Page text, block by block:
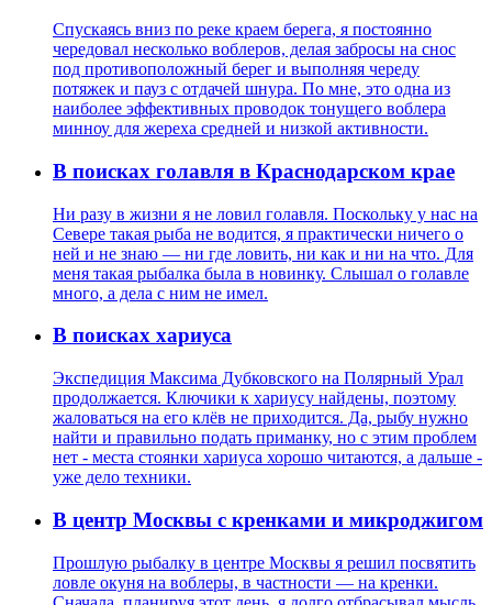
Спускаясь вниз по реке краем берега, я постоянно
чередовал несколько воблеров, делая забросы на снос
под противоположный берег и выполняя череду
потяжек и пауз с отдачей шнура. По мне, это одна из
наиболее эффективных проводок тонущего воблера
минноу для жереха средней и низкой активности.
В поисках голавля в Краснодарском крае
Ни разу в жизни я не ловил голавля. Поскольку у нас на
Севере такая рыба не водится, я практически ничего о
ней и не знаю — ни где ловить, ни как и ни на что. Для
меня такая рыбалка была в новинку. Слышал о голавле
много, а дела с ним не имел.
В поисках хариуса
Экспедиция Максима Дубковского на Полярный Урал
продолжается. Ключики к хариусу найдены, поэтому
жаловаться на его клёв не приходится. Да, рыбу нужно
найти и правильно подать приманку, но с этим проблем
нет - места стоянки хариуса хорошо читаются, а дальше -
уже дело техники.
В центр Москвы с кренками и микроджигом
Прошлую рыбалку в центре Москвы я решил посвятить
ловле окуня на воблеры, в частности — на кренки.